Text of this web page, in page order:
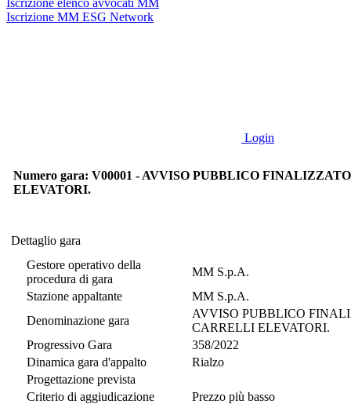
Iscrizione elenco avvocati MM
Iscrizione MM ESG Network
Login
Numero gara: V00001 - AVVISO PUBBLICO
ELEVATORI.
Dettaglio gara
Gestore operativo della
procedura di gara
MM S.p.A.
Stazione appaltante
MM S.p.A.
Denominazione gara
AVVISO PUBBLICO
CARRELLI ELEVATORI.
Progressivo Gara
358/2022
Dinamica gara d'appalto
Rialzo
Progettazione prevista
Criterio di aggiudicazione
Prezzo più basso